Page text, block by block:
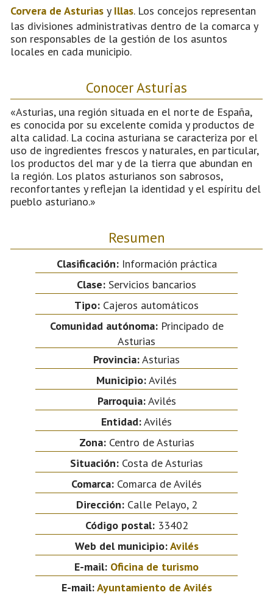
Corvera de Asturias y Illas. Los concejos representan
las divisiones administrativas dentro de la comarca y
son responsables de la gestión de los asuntos
locales en cada municipio.
Conocer Asturias
«Asturias, una región situada en el norte de España,
es conocida por su excelente comida y productos de
alta calidad. La cocina asturiana se caracteriza por el
uso de ingredientes frescos y naturales, en particular,
los productos del mar y de la tierra que abundan en
la región. Los platos asturianos son sabrosos,
reconfortantes y reflejan la identidad y el espíritu del
pueblo asturiano.»
Resumen
Clasificación:Información práctica
Clase: Servicios bancarios
Tipo: Cajeros automáticos
Comunidad autónoma:Principado de
Asturias
Provincia:Asturias
Municipio:Avilés
Parroquia:Avilés
Entidad:Avilés
Zona:Centro de Asturias
Situación: Costa de Asturias
Comarca: Comarca de Avilés
Dirección:Calle Pelayo, 2
Código postal:33402
Web del municipio:Avilés
E-mail: Oficina de turismo
E-mail:Ayuntamiento de Avilés